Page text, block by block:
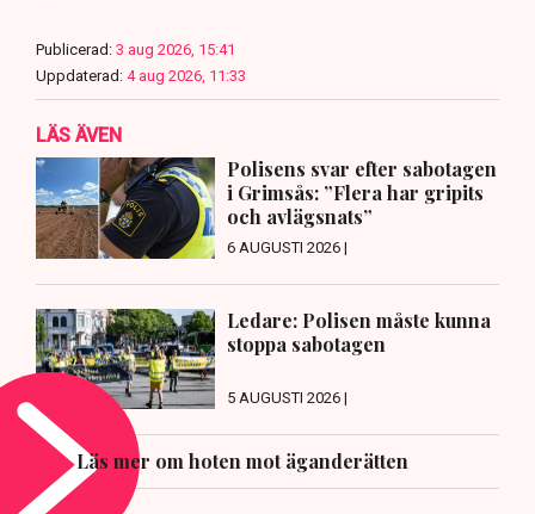
Publicerad: 3 aug 2026, 15:41
Uppdaterad: 4 aug 2026, 11:33
LÄS ÄVEN
Polisens svar efter sabotagen
i Grimsås: ”Flera har gripits
och avlägsnats”
6 AUGUSTI 2026 |
Ledare: Polisen måste kunna
stoppa sabotagen
5 AUGUSTI 2026 |
Läs mer om hoten mot äganderätten